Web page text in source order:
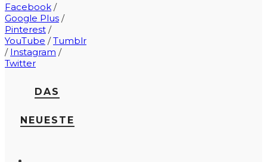
Facebook /
Google Plus /
Pinterest /
YouTube /Tumblr
/ Instagram /
Twitter
DAS
NEUESTE